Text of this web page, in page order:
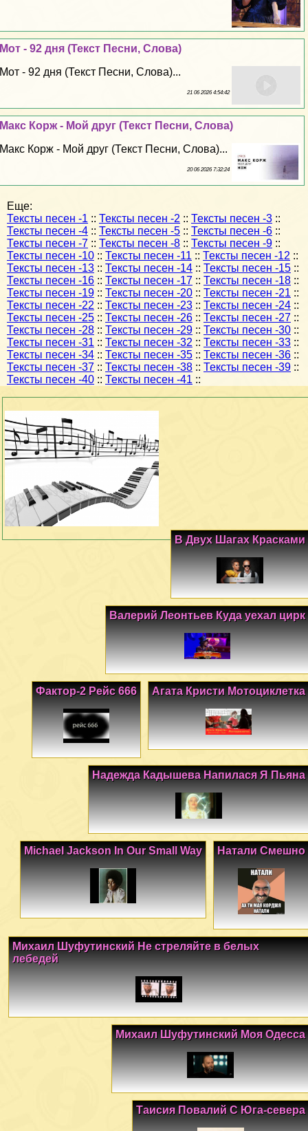
Мот - 92 дня (Текст Песни, Слова)
Мот - 92 дня (Текст Песни, Слова)...
21 06 2026 4:54:42
Макс Корж - Мой друг (Текст Песни, Слова)
Макс Корж - Мой друг (Текст Песни, Слова)...
20 06 2026 7:32:24
Еще:
Тексты песен -1 :: Тексты песен -2 :: Тексты песен -3 ::
Тексты песен -4 :: Тексты песен -5 :: Тексты песен -6 ::
Тексты песен -7 :: Тексты песен -8 :: Тексты песен -9 ::
Тексты песен -10 :: Тексты песен -11 :: Тексты песен -12 ::
Тексты песен -13 :: Тексты песен -14 :: Тексты песен -15 ::
Тексты песен -16 :: Тексты песен -17 :: Тексты песен -18 ::
Тексты песен -19 :: Тексты песен -20 :: Тексты песен -21 ::
Тексты песен -22 :: Тексты песен -23 :: Тексты песен -24 ::
Тексты песен -25 :: Тексты песен -26 :: Тексты песен -27 ::
Тексты песен -28 :: Тексты песен -29 :: Тексты песен -30 ::
Тексты песен -31 :: Тексты песен -32 :: Тексты песен -33 ::
Тексты песен -34 :: Тексты песен -35 :: Тексты песен -36 ::
Тексты песен -37 :: Тексты песен -38 :: Тексты песен -39 ::
Тексты песен -40 :: Тексты песен -41 ::
В Двух Шагах Красками
Валерий Леонтьев Куда уехал цирк
Агата Кристи Мотоциклетка
Фактор-2 Рейс 666
Надежда Кадышева Напилася Я Пьяна
Натали Смешно
Michael Jackson In Our Small Way
Михаил Шуфутинский Не стреляйте в белых
лебедей
Михаил Шуфутинский Моя Одесса
Таисия Повалий С Юга-севера